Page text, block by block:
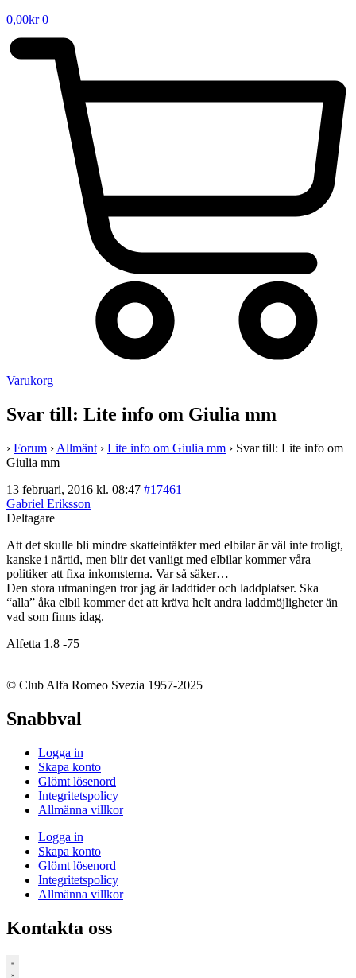
0,00kr 0
Varukorg
Svar till: Lite info om Giulia mm
› Forum › Allmänt › Lite info om Giulia mm › Svar till: Lite info om
Giulia mm
13 februari, 2016 kl. 08:47 #17461
Gabriel Eriksson
Deltagare
Att det skulle bli mindre skatteintäkter med elbilar är väl inte troligt,
kanske i närtid, men blir det vanligt med elbilar kommer våra
politiker att fixa inkomsterna. Var så säker…
Den stora utmaningen tror jag är laddtider och laddplatser. Ska
“alla” åka elbil kommer det att kräva helt andra laddmöjligheter än
vad som finns idag.
Alfetta 1.8 -75
© Club Alfa Romeo Svezia 1957-2025
Snabbval
Logga in
Skapa konto
Glömt lösenord
Integritetspolicy
Allmänna villkor
Logga in
Skapa konto
Glömt lösenord
Integritetspolicy
Allmänna villkor
Kontakta oss